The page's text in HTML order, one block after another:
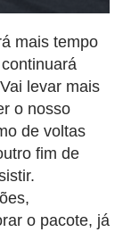
mais tempo
levar mais
o nosso
de voltas
fim de
o pacote, já